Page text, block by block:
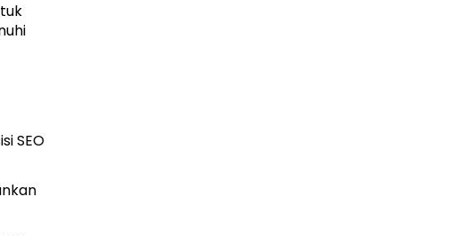
SEO